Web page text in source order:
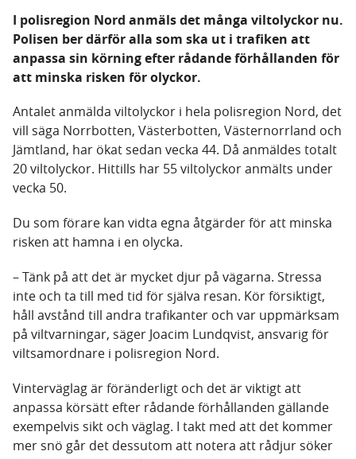
I polisregion Nord anmäls det många viltolyckor nu.
Polisen ber därför alla som ska ut i trafiken att
anpassa sin körning efter rådande förhållanden för
att minska risken för olyckor.
Antalet anmälda viltolyckor i hela polisregion Nord, det
vill säga Norrbotten, Västerbotten, Västernorrland och
Jämtland, har ökat sedan vecka 44. Då anmäldes totalt
20 viltolyckor. Hittills har 55 viltolyckor anmälts under
vecka 50.
Du som förare kan vidta egna åtgärder för att minska
risken att hamna i en olycka.
– Tänk på att det är mycket djur på vägarna. Stressa
inte och ta till med tid för själva resan. Kör försiktigt,
håll avstånd till andra trafikanter och var uppmärksam
på viltvarningar, säger Joacim Lundqvist, ansvarig för
viltsamordnare i polisregion Nord.
Vinterväglag är föränderligt och det är viktigt att
anpassa körsätt efter rådande förhållanden gällande
exempelvis sikt och väglag. I takt med att det kommer
mer snö går det dessutom att notera att rådjur söker